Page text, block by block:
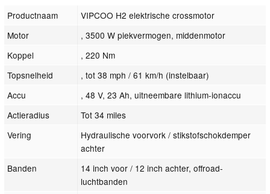
Productnaam
VIPCOO H2 elektrische crossmotor
Motor
, 3500 W piekvermogen, middenmotor
Koppel
, 220 Nm
Topsnelheid
, tot 38 mph / 61 km/h (instelbaar)
Accu
, 48 V, 23 Ah, uitneembare lithium-ionaccu
Actieradius
Tot 34 miles
Vering
Hydraulische voorvork / stikstofschokdemper
achter
Banden
14 inch voor / 12 inch achter, offroad-
luchtbanden